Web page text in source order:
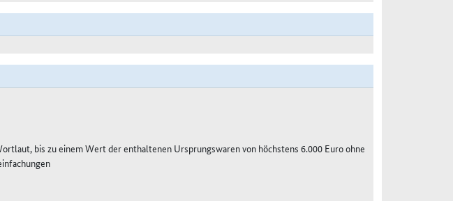
bis zu einem Wert der enthaltenen Ursprungswaren von höchstens 6.000 Euro ohne